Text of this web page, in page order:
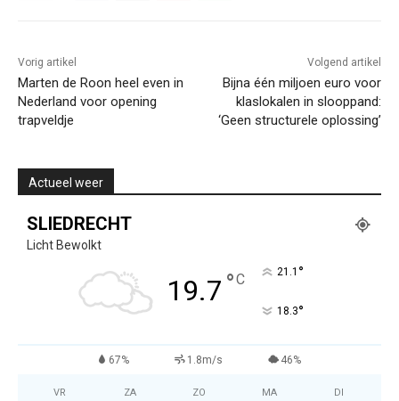
Vorig artikel
Marten de Roon heel even in
Nederland voor opening
trapveldje
Volgend artikel
Bijna één miljoen euro voor
klaslokalen in slooppand:
‘Geen structurele oplossing’
Actueel weer
SLIEDRECHT
Licht Bewolkt
19.7 °C 21.1 °
18.3°
67% 1.8m/s 46%
VR ZA ZO MA DI